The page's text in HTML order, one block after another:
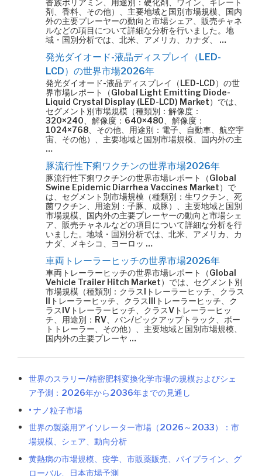
香族ポリアミン、用途別：硬化剤、ワイン、キレート
剤、香料、その他）、主要地域と国別市場規模、国内
外の主要プレーヤーの動向と市場シェア、販売チャネ
ルなどの項目について詳細な分析を行いました。地
域・国別分析では、北米、アメリカ、カナダ、 …
発光ダイオード-液晶ディスプレイ（LED-
LCD）の世界市場2026年
発光ダイオード-液晶ディスプレイ（LED-LCD）の世
界市場レポート（Global Light Emitting Diode-
Liquid Crystal Display (LED-LCD) Market）では、
セグメント別市場規模（種類別：解像度：
320×240、解像度：640×480、解像度：
1024×768、その他、用途別：電子、自動車、航空宇
宙、その他）、主要地域と国別市場規模、国内外の主
…
豚流行性下痢ワクチンの世界市場2026年
豚流行性下痢ワクチンの世界市場レポート（Global
Swine Epidemic Diarrhea Vaccines Market）で
は、セグメント別市場規模（種類別：生ワクチン、死
菌ワクチン、用途別：子豚、成豚）、主要地域と国別
市場規模、国内外の主要プレーヤーの動向と市場シェ
ア、販売チャネルなどの項目について詳細な分析を行
いました。地域・国別分析では、北米、アメリカ、カ
ナダ、メキシコ、ヨーロッ …
車両トレーラーヒッチの世界市場2026年
車両トレーラーヒッチの世界市場レポート（Global
Vehicle Trailer Hitch Market）では、セグメント別
市場規模（種類別：クラスIトレーラーヒッチ、クラス
IIトレーラーヒッチ、クラスIIIトレーラーヒッチ、ク
ラスIVトレーラーヒッチ、クラスVトレーラーヒッ
チ、用途別：RV、バン/ピックアップトラック、ボー
トトレーラー、その他）、主要地域と国別市場規模、
国内外の主要プレーヤ …
世界のスラリー/精密肥料変換化学市場の規模およびシェ
ア予測：2026年から2036年までの見通し
• ナノ粒子市場
世界の製薬用アイソレーター市場（2026～2033）：市
場規模、シェア、動向分析
黄熱病の市場規模、疫学、市販薬販売、パイプライン、グ
ローバル、日本市場予測